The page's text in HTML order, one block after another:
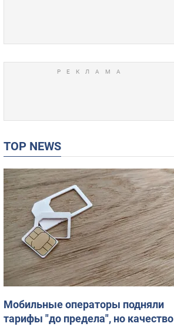
TOP NEWS
Мобильные операторы подняли
тарифы "до предела", но качество